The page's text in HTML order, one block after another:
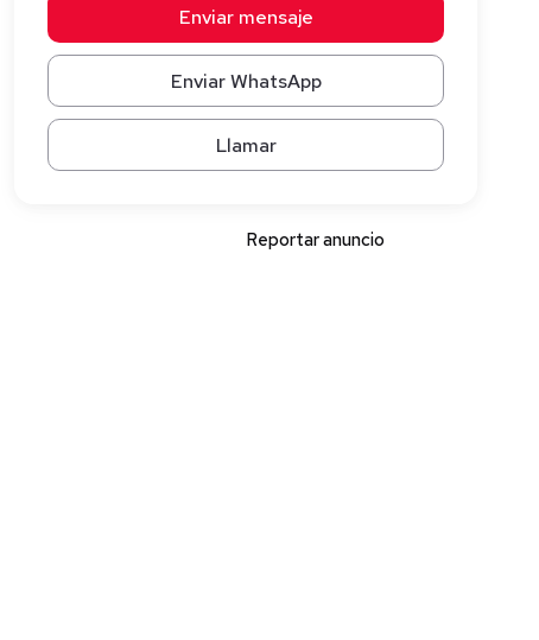
Enviar mensaje
Enviar WhatsApp
Llamar
Reportar anuncio